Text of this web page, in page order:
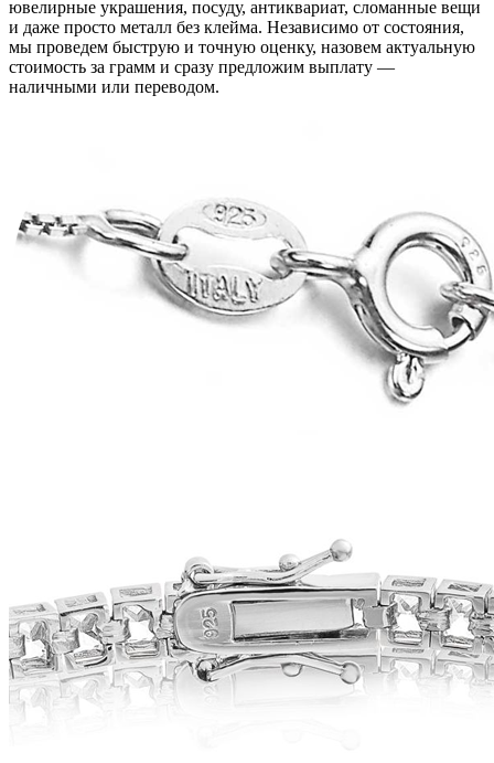
ювелирные украшения, посуду, антиквариат, сломанные вещи
и даже просто металл без клейма. Независимо от состояния,
мы проведем быструю и точную оценку, назовем актуальную
стоимость за грамм и сразу предложим выплату —
наличными или переводом.